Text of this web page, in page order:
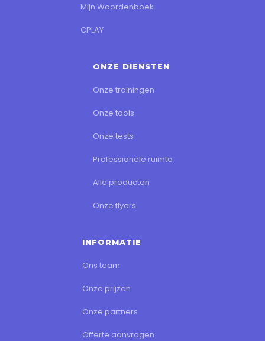
Mijn Woordenboek
CPLAY
ONZE DIENSTEN
Onze trainingen
Onze tools
Onze tests
Professionele ruimte
Alle producten
Onze flyers
INFORMATIE
Ons team
Onze prijzen
Onze partners
Offerte aanvragen